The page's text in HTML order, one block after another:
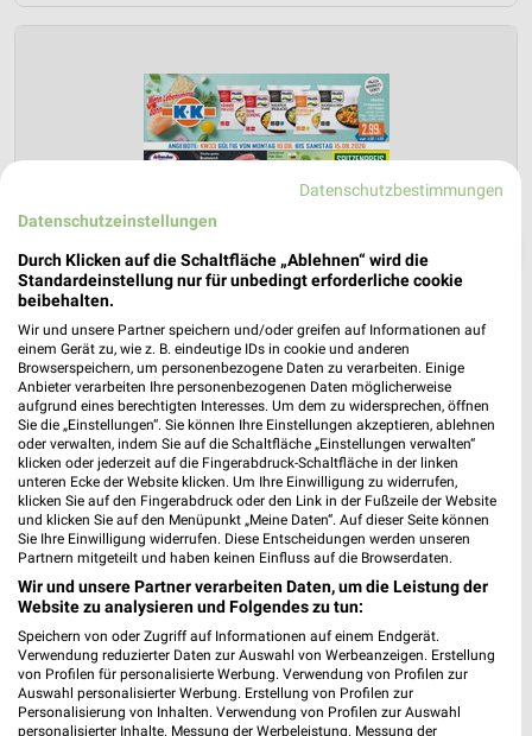
K+K Prospekt für Werne ab Mo. den
10.08.
Gültig von 10. Aug. bis 15. Aug.
📅 Kalendereintrag erstellen
PROSPEKT BLÄTTERN
Datenschutzbestimmungen
Datenschutzeinstellungen
Durch Klicken auf die Schaltfläche „Ablehnen“ wird die
Standardeinstellung nur für unbedingt erforderliche cookie
beibehalten.
Wir und unsere Partner speichern und/oder greifen auf Informationen auf
einem Gerät zu, wie z. B. eindeutige IDs in cookie und anderen
Browserspeichern, um personenbezogene Daten zu verarbeiten. Einige
Anbieter verarbeiten Ihre personenbezogenen Daten möglicherweise
aufgrund eines berechtigten Interesses. Um dem zu widersprechen, öffnen
Sie die „Einstellungen“. Sie können Ihre Einstellungen akzeptieren, ablehnen
oder verwalten, indem Sie auf die Schaltfläche „Einstellungen verwalten“
klicken oder jederzeit auf die Fingerabdruck-Schaltfläche in der linken
unteren Ecke der Website klicken. Um Ihre Einwilligung zu widerrufen,
klicken Sie auf den Fingerabdruck oder den Link in der Fußzeile der Website
und klicken Sie auf den Menüpunkt „Meine Daten“. Auf dieser Seite können
Sie Ihre Einwilligung widerrufen. Diese Entscheidungen werden unseren
Partnern mitgeteilt und haben keinen Einfluss auf die Browserdaten.
Wir und unsere Partner verarbeiten Daten, um die Leistung der
Website zu analysieren und Folgendes zu tun:
Speichern von oder Zugriff auf Informationen auf einem Endgerät.
Verwendung reduzierter Daten zur Auswahl von Werbeanzeigen. Erstellung
von Profilen für personalisierte Werbung. Verwendung von Profilen zur
Auswahl personalisierter Werbung. Erstellung von Profilen zur
Personalisierung von Inhalten. Verwendung von Profilen zur Auswahl
personalisierter Inhalte. Messung der Werbeleistung. Messung der